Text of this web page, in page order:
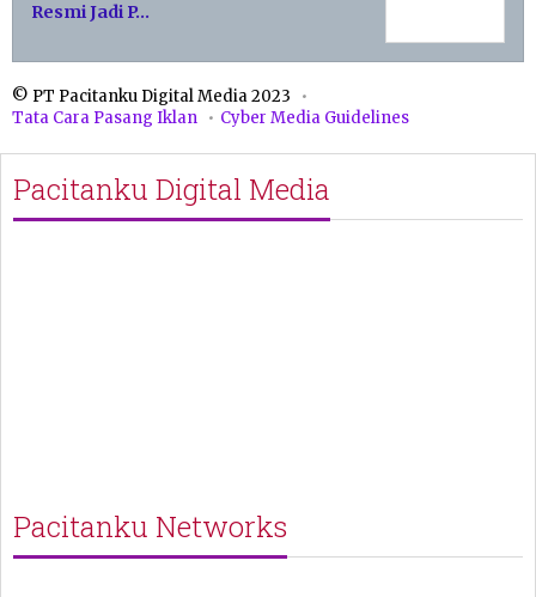
Resmi Jadi P…
© PT Pacitanku Digital Media 2023
Tata Cara Pasang Iklan
Cyber Media Guidelines
Pacitanku Digital Media
Pacitanku Networks